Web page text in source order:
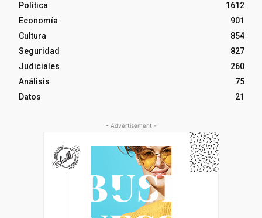
Política
1612
Economía
901
Cultura
854
Seguridad
827
Judiciales
260
Análisis
75
Datos
21
- Advertisement -